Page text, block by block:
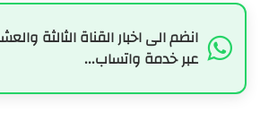
انضم الى اخبار القناة الثالثة
عبر خدمة واتساب...